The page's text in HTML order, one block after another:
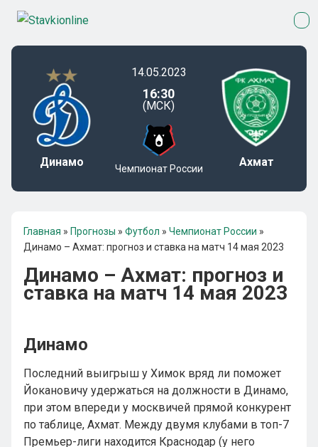
Динамо
14.05.2023
16:30
(МСК)
Чемпионат России Ахмат
Главная » Прогнозы » Футбол » Чемпионат России »
Динамо – Ахмат: прогноз и ставка на матч 14 мая 2023
Динамо – Ахмат: прогноз и
ставка на матч 14 мая 2023
Динамо
Последний выигрыш у Химок вряд ли поможет
Йокановичу удержаться на должности в Динамо,
при этом впереди у москвичей прямой конкурент
по таблице, Ахмат. Между двумя клубами в топ-7
Премьер-лиги находится Краснодар (у него